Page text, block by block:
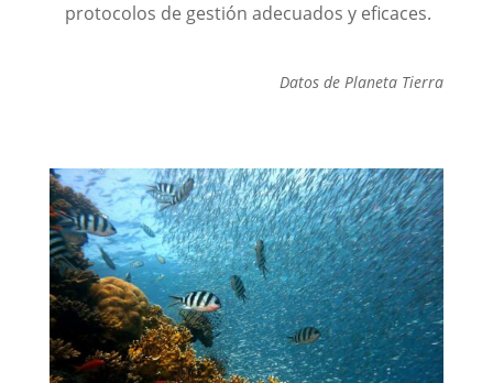
protocolos de gestión adecuados y eficaces.
Datos de Planeta Tierra